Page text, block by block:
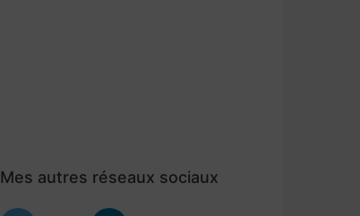
Mes autres réseaux sociaux